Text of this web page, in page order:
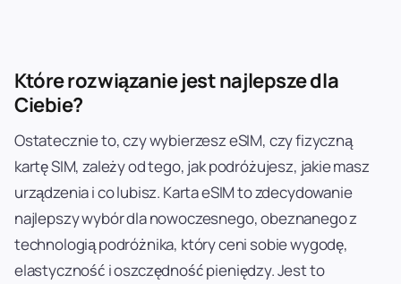
Które rozwiązanie jest najlepsze dla
Ciebie?
Ostatecznie to, czy wybierzesz eSIM, czy fizyczną
kartę SIM, zależy od tego, jak podróżujesz, jakie masz
urządzenia i co lubisz. Karta eSIM to zdecydowanie
najlepszy wybór dla nowoczesnego, obeznanego z
technologią podróżnika, który ceni sobie wygodę,
elastyczność i oszczędność pieniędzy. Jest to